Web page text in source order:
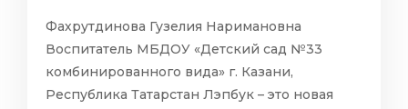
Фахрутдинова Гузелия Наримановна
Воспитатель МБДОУ «Детский сад №33
комбинированного вида» г. Казани,
Республика Татарстан Лэпбук – это новая